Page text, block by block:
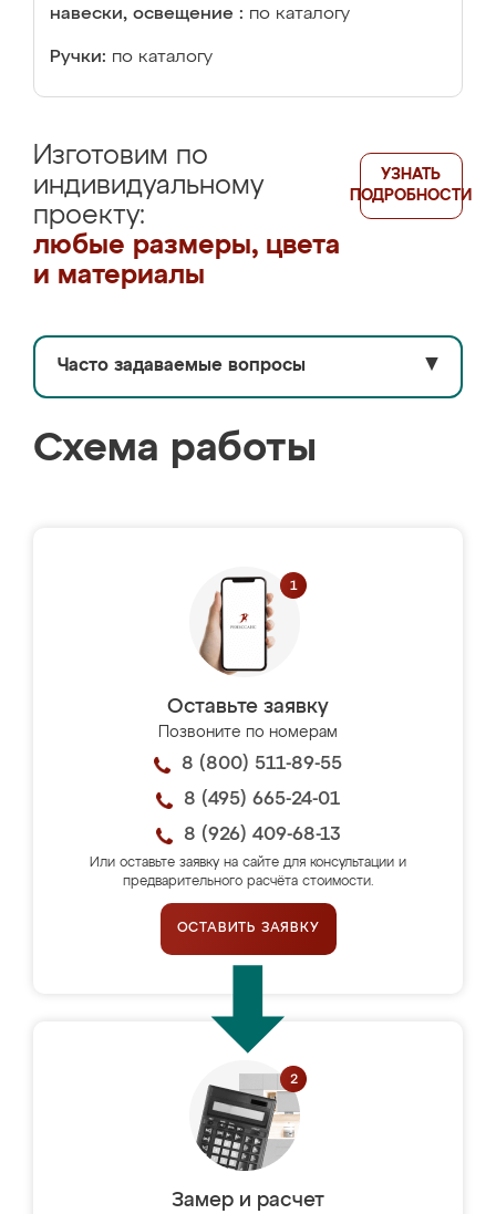
навески, освещение : по каталогу
Ручки: по каталогу
Изготовим по
индивидуальному
проекту:
любые размеры, цвета
и материалы
УЗНАТЬ
ПОДРОБНОСТИ
Часто задаваемые вопросы ▼
Схема работы
Оставьте заявку
Позвоните по номерам
8 (800) 511-89-55
8 (495) 665-24-01
8 (926) 409-68-13
Или оставьте заявку на сайте для консультации и
предварительного расчёта стоимости.
ОСТАВИТЬ ЗАЯВКУ
Замер и расчет